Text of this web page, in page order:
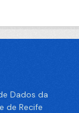
Dados da
de Recife